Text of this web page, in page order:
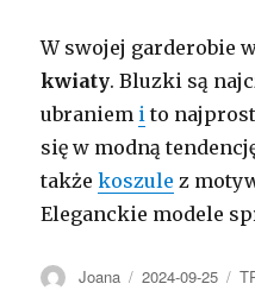
W swojej garderobie
kwiaty. Bluzki są
ubraniem i to
się w modną
takżekoszule z
Eleganckie modele
Autor
Joana Opublikowano
2024-09-25